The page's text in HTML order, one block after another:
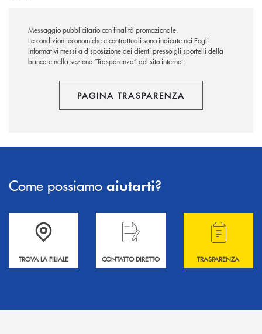
Messaggio pubblicitario con finalità promozionale.
Le condizioni economiche e contrattuali sono indicate nei Fogli
Informativi messi a disposizione dei clienti presso gli sportelli della
banca e nella sezione “Trasparenza” del sito internet.
PAGINA TRASPARENZA
Come possiamo aiutarti?
Accedi all' elenco completo delle filiali .
TROVA LA FILIALE
Hai bisogno di informazioni? Contattaci !
CONTATTO DIRETTO
Hai bisogno di
TRASPARENZA